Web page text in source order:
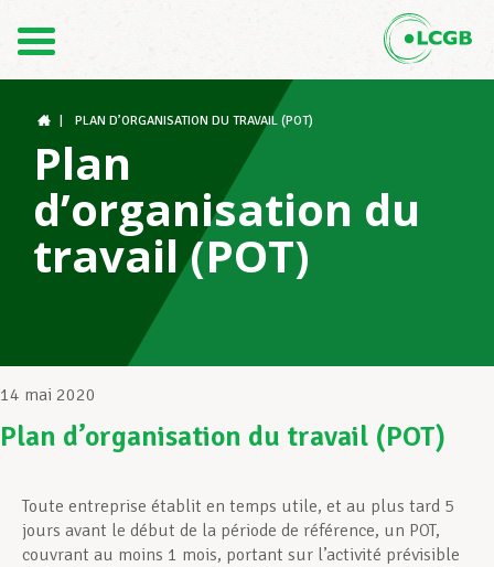
DE
Le LCGB
Structures syndicales
Assistance au Travail
Assistance en vie privée
PLAN D’ORGANISATION DU TRAVAIL (POT)
Plan
d’organisation du
travail (POT)
14 mai 2020
Plan d’organisation du travail (POT)
Toute entreprise établit en temps utile, et au plus tard 5
jours avant le début de la période de référence, un POT,
couvrant au moins 1 mois, portant sur l’activité prévisible